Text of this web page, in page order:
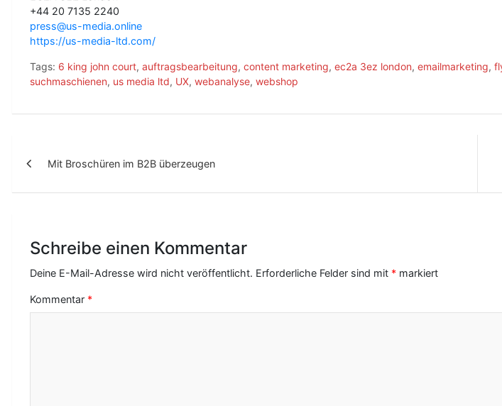
+44 20 7135 2240
press@us-media.online
https://us-media-ltd.com/
Tags: 6 king john court, auftragsbearbeitung, content marketing, ec2a 3ez london, emailmarketing,
suchmaschienen, us media ltd, UX, webanalyse, webshop
i
Mit Broschüren im B2B überzeugen
Schreibe einen Kommentar
Deine E-Mail-Adresse wird nicht veröffentlicht. Erforderliche Felder sind mit * markiert
Kommentar *